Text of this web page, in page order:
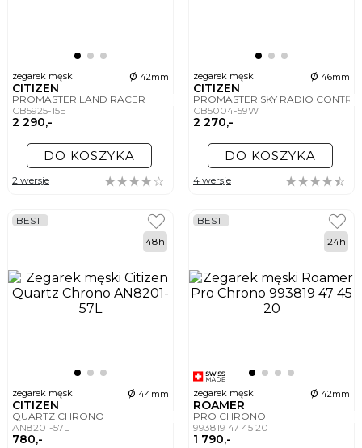
zegarek męski ø 42mm
CITIZEN
PROMASTER LAND RACER
CB5925-15E
2 290,-
DO KOSZYKA
2 wersje
zegarek męski ø 46mm
CITIZEN
PROMASTER SKY RADIO
CB5004-59W
2 270,-
DO KOSZYKA
4 wersje
zegarek męski ø 44mm
CITIZEN
QUARTZ CHRONO
AN8201-57L
780,-
BEST
48h
zegarek męski ø 42mm
ROAMER
PRO CHRONO
993819 47 45 20
1 790,-
BEST
24h